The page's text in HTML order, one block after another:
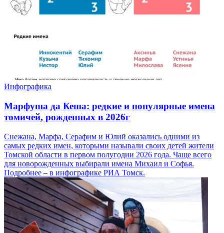
Инфографика
Марфуша да Кеша: редкие и популярные имена
томичей, рожденных в 2026г
Снежана, Марфа, Серафим и Юлий оказались одними из
самых редких имен, которыми называли своих детей жители
Томской области в первом полугодии 2026 года. Чаще всего
для новорожденных выбирали имена Михаил и Софья.
Подробнее – в инфографике РИА Томск.